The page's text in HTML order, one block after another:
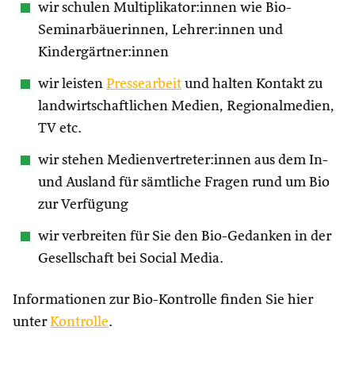
wir schulen Multiplikator:innen wie Bio-
Seminarbäuerinnen, Lehrer:innen und
Kindergärtner:innen
wir leisten Pressearbeit und halten Kontakt zu
landwirtschaftlichen Medien, Regionalmedien,
TV etc.
wir stehen Medienvertreter:innen aus dem In-
und Ausland für sämtliche Fragen rund um Bio
zur Verfügung
wir verbreiten für Sie den Bio-Gedanken in der
Gesellschaft bei Social Media.
Informationen zur Bio-Kontrolle finden Sie hier
unterKontrolle.